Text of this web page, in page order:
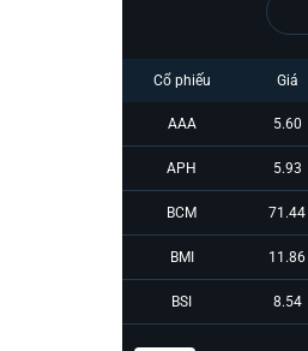
Cổ phiếu Giá
AAA 5.60
APH 5.93
BCM 71.44
BMI 11.86
BSI 8.54